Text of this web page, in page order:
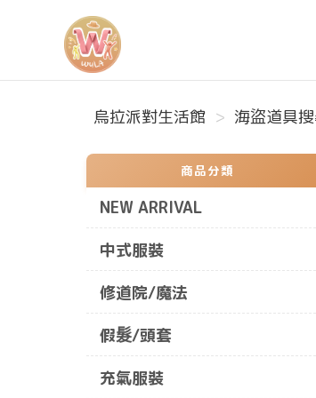
烏拉派對生活館
烏拉派對生活館 海盜道具
商品分類
NEW ARRIVAL
中式服裝
修道院/魔法
假髮/頭套
充氣服裝